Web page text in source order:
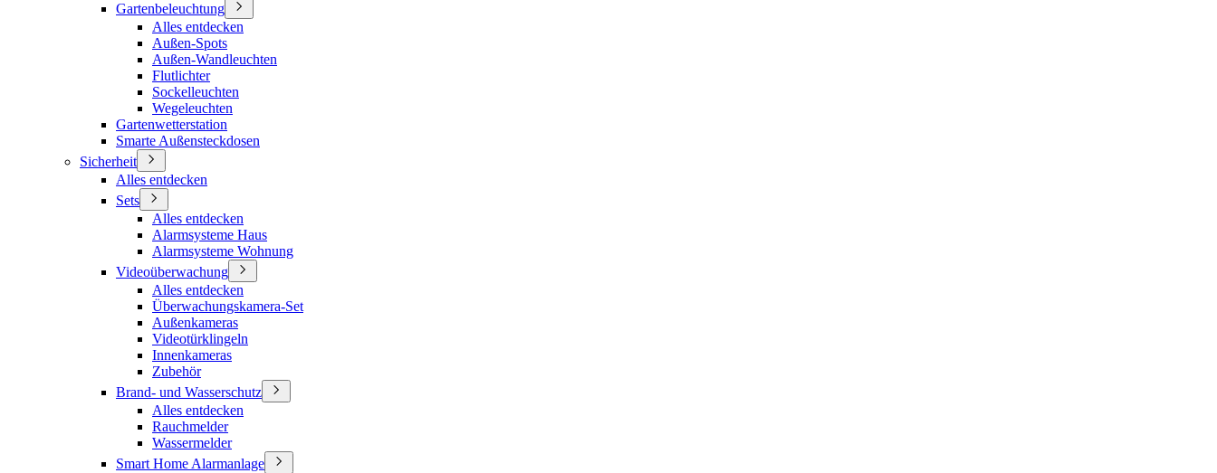
Gartenbeleuchtung
Alles entdecken
Außen-Spots
Außen-Wandleuchten
Flutlichter
Sockelleuchten
Wegeleuchten
Gartenwetterstation
Smarte Außensteckdosen
Sicherheit
Alles entdecken
Sets
Alles entdecken
Alarmsysteme Haus
Alarmsysteme Wohnung
Videoüberwachung
Alles entdecken
Überwachungskamera-Set
Außenkameras
Videotürklingeln
Innenkameras
Zubehör
Brand- und Wasserschutz
Alles entdecken
Rauchmelder
Wassermelder
Smart Home Alarmanlage